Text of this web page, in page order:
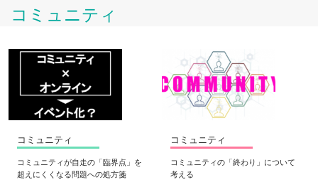
コミュニティ
コミュニティ
コミュニティが自走の「臨界点」を
超えにくくなる問題への処方箋
コミュニティ
コミュニティの「終わり」について
考える